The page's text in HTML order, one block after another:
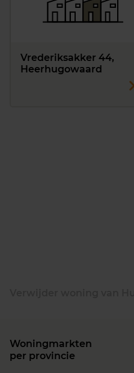
Vrederiksakker 44,
Heerhugowaard
Woningmarkten
per provincie